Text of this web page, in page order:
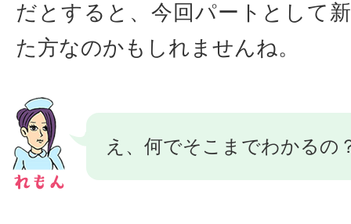
だとすると、今回パートとして
た方なのかもしれませんね。
え、何でそこまでわかるの